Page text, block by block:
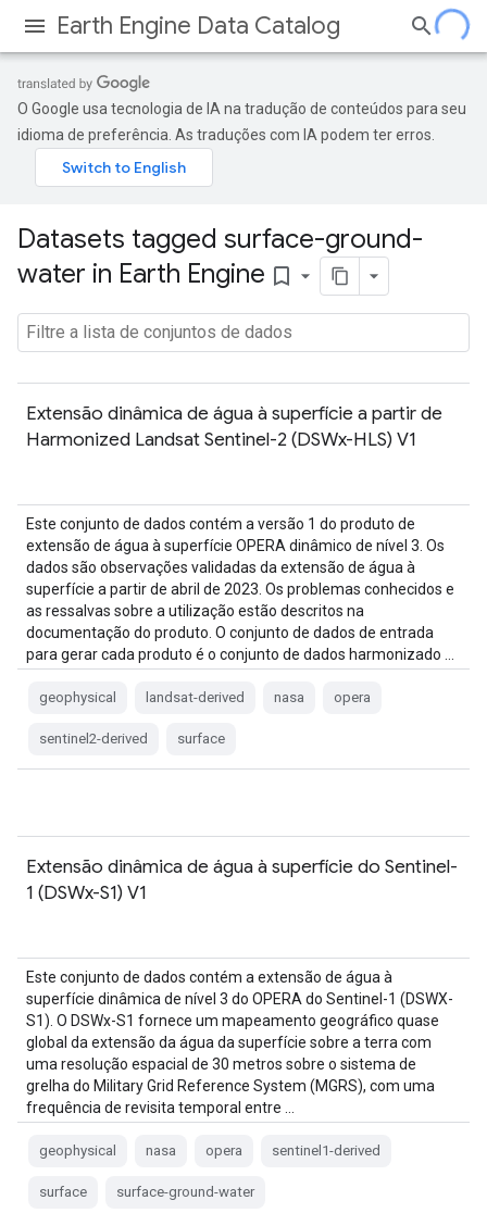
Earth Engine Data Catalog
O Google usa tecnologia de IA na tradução de conteúdos para seu
idioma de preferência. As traduções com IA podem ter erros.
Datasets tagged surface-ground-
water in Earth Engine bookmark_border
Extensão dinâmica de água à superfície a partir de
Harmonized Landsat Sentinel-2 (DSWx-HLS) V1
Este conjunto de dados contém a versão 1 do produto de
extensão de água à superfície OPERA dinâmico de nível 3. Os
dados são observações validadas da extensão de água à
superfície a partir de abril de 2023. Os problemas conhecidos e
as ressalvas sobre a utilização estão descritos na
documentação do produto. O conjunto de dados de entrada
para gerar cada produto é o conjunto de dados harmonizado …
geophysical landsat-derived nasa opera
sentinel2-derived surface
Extensão dinâmica de água à superfície do Sentinel-
1 (DSWx-S1) V1
Este conjunto de dados contém a extensão de água à
superfície dinâmica de nível 3 do OPERA do Sentinel-1 (DSWX-
S1). O DSWx-S1 fornece um mapeamento geográfico quase
global da extensão da água da superfície sobre a terra com
uma resolução espacial de 30 metros sobre o sistema de
grelha do Military Grid Reference System (MGRS), com uma
frequência de revisita temporal entre …
geophysical nasa opera sentinel1-derived
surface surface-ground-water